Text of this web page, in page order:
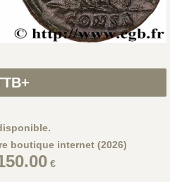
boutique internet (2026)
€